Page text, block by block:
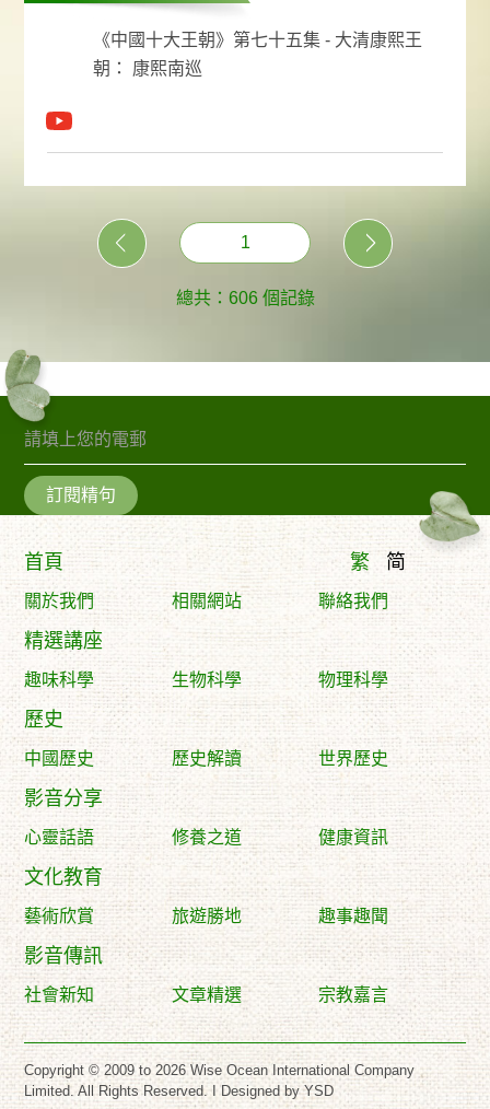
《中國十大王朝》第七十五集 - 大清康熙王
朝： 康熙南巡
1
總共：606 個記錄
訂閱精句
首頁 简
繁
關於我們 相關網站 聯絡我們
精選講座
趣味科學 生物科學 物理科學
歷史
中國歷史 歷史解讀 世界歷史
影音分享
心靈話語 修養之道 健康資訊
文化教育
藝術欣賞 旅遊勝地 趣事趣聞
影音傳訊
社會新知 文章精選 宗教嘉言
Copyright © 2009 to 2026 Wise Ocean International Company
Limited. All Rights Reserved. IDesigned by YSD